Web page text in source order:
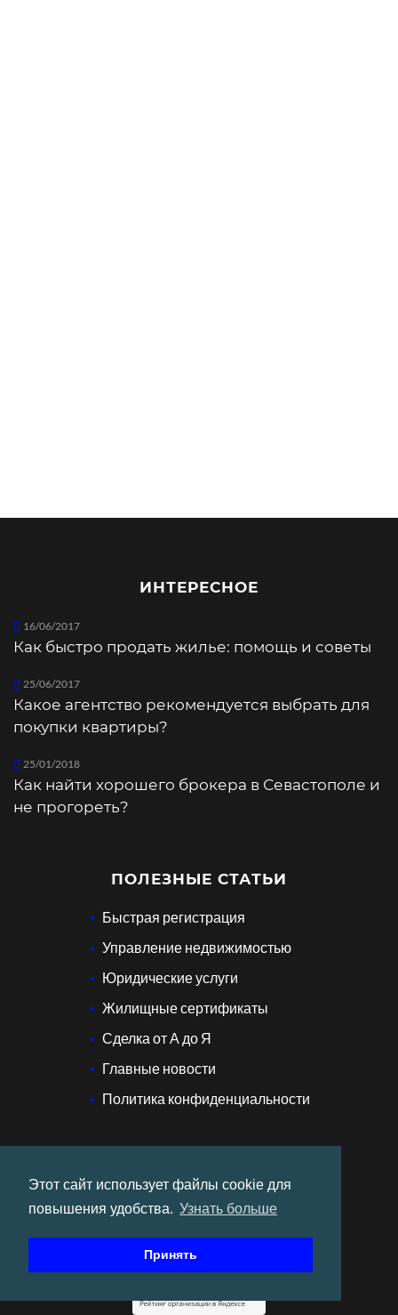
Этот сайт использует файлы cookie для
повышения удобства. Узнать больше
Принять
ИНТЕРЕСНОЕ
16/06/2017
Как быстро продать жилье: помощь и советы
25/06/2017
Какое агентство рекомендуется выбрать для
покупки квартиры?
25/01/2018
Как найти хорошего брокера в Севастополе и
не прогореть?
ПОЛЕЗНЫЕ СТАТЬИ
Быстрая регистрация
Управление недвижимостью
Юридические услуги
Жилищные сертификаты
Сделка от А до Я
Главные новости
Политика конфиденциальности
Подпишитесь на наши соцсети: